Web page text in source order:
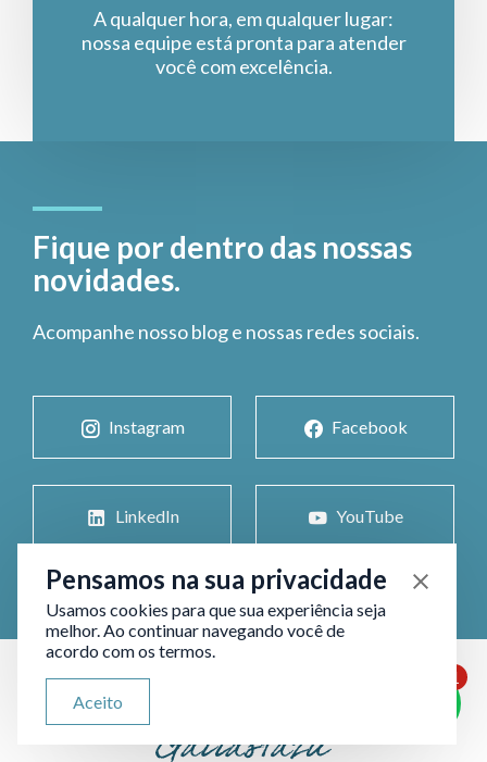
A qualquer hora, em qualquer lugar:
nossa equipe está pronta para atender
você com excelência.
Fique por dentro das nossas
novidades.
Acompanhe nosso blog e nossas redes sociais.
Instagram Facebook
LinkedIn YouTube
1
Pensamos na sua privacidade
Usamos cookies para que sua experiência seja
melhor. Ao continuar navegando você de
acordo com os termos.
Aceito